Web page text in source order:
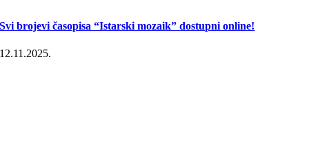
Svi brojevi časopisa “Istarski mozaik” dostupni online!
12.11.2025.